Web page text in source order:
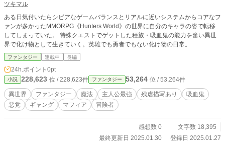
ツキマル
ある日気付いたらシビアなゲームバランスとリアルに近いシステムからコアなフ
ァンが多かったMMORPG《Hunters World》の世界に自分のキャラの姿で転移
してしまっていた。 特殊クエストでゲットした種族・吸血鬼の能力を奮い異世
界で化け物として生きていく。英雄でも勇者でもない化け物の日常。
ファンタジー 連載中 長編
24h.ポイント 0pt
小説 228,623 位 / 228,623件 ファンタジー 53,264 位 / 53,264件
異世界 ファンタジー 魔法 主人公最強 残虐描写あり
吸血鬼
悪党
ギャング マフィア 冒険者
感想数 0
文字数 18,395
最終更新日 2025.01.30
登録日 2025.01.27